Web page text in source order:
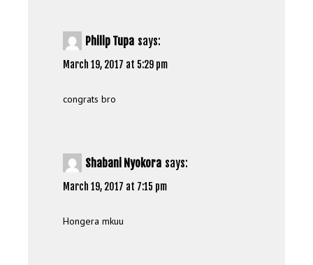
Philip Tupa says:
March 19, 2017 at 5:29 pm
congrats bro
Shabani Nyokora says:
March 19, 2017 at 7:15 pm
Hongera mkuu